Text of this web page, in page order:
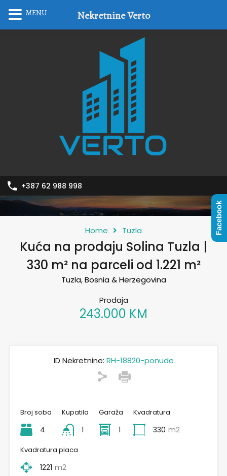
+387 62 988 998
Home Tuzla
Kuća na prodaju Solina Tuzla |
330 m² na parceli od 1.221 m²
Tuzla, Bosnia & Herzegovina
Prodaja
243.000 KM
ID Nekretnine: RH-18820-ponude
Broj soba
4
Kupatila
1
Garaža
1
Kvadratura
330 m2
Kvadratura placa
1221 m2
MENU Nekretnine Verto
Facebook